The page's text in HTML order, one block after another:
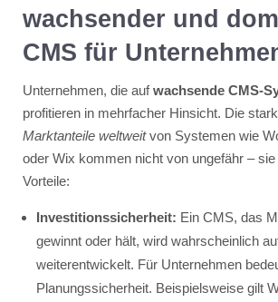
wachsender und
CMS für
Unternehmen, die aufwachsende CMS-
profitieren in mehrfacher Hinsicht. Die
Marktanteile weltweitvon Systemen wie
oder Wix kommen nicht von ungefähr –
Vorteile:
Investitionssicherheit: Ein CMS, das
gewinnt oder hält, wird wahrscheinlich
weiterentwickelt. Für Unternehmen
Planungssicherheit. Beispielsweise gilt